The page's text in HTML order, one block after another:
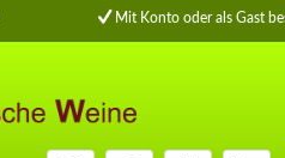
Mit Konto oder als Gast